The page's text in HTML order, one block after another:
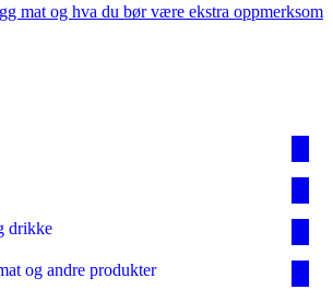
mat og hva du bør være ekstra oppmerksom
drikke
og andre produkter